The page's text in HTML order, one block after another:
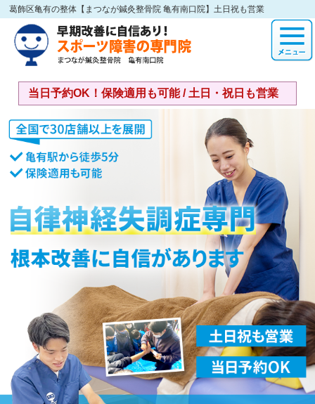
葛飾区亀有の整体【まつなが鍼灸整骨院 亀有南口院】土日祝も営業
当日予約OK！保険適用も可能 / 土日・祝日も営業